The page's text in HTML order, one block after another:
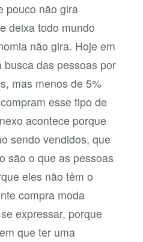
pouco não gira
deixa todo mundo
não gira. Hoje em
das pessoas por
mas menos de 5%
esse tipo de
acontece porque
sendo vendidos, que
são o que as pessoas
eles não têm o
compra moda
expressar, porque
que ter uma